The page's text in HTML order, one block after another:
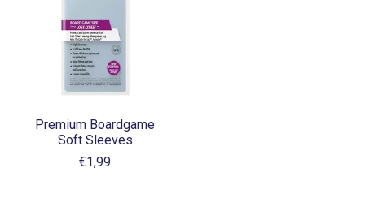
Premium Boardgame
Soft Sleeves
€1,99